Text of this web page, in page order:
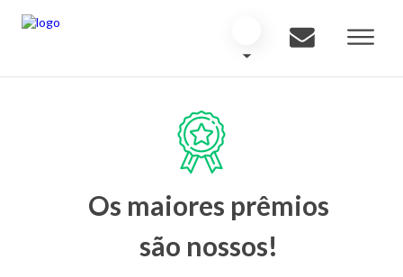
Os maiores prêmios
são nossos!